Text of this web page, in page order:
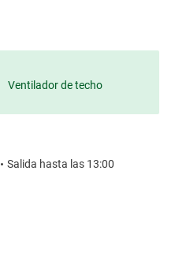
Ventilador de techo
Salida hasta las 13:00